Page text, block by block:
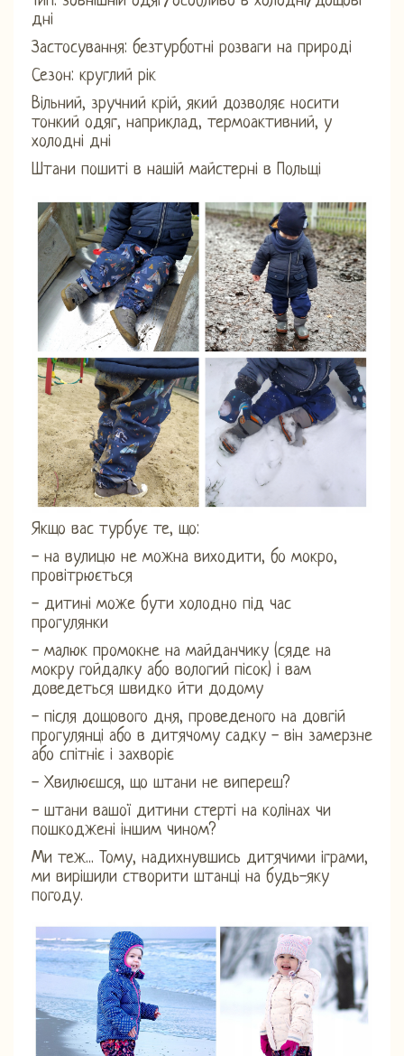
дні
Застосування: безтурботні розваги на природі
Сезон: круглий рік
Вільний, зручний крій, який дозволяє носити
тонкий одяг, наприклад, термоактивний, у
холодні дні
Штани пошиті в нашій майстерні в Польщі
Якщо вас турбує те, що:
- на вулицю не можна виходити, бо мокро,
провітрюється
- дитині може бути холодно під час
прогулянки
- малюк промокне на майданчику (сяде на
мокру гойдалку або вологий пісок) і вам
доведеться швидко йти додому
- після дощового дня, проведеного на довгій
прогулянці або в дитячому садку - він замерзне
або спітніє і захворіє
- Хвилюєшся, що штани не випереш?
- штани вашої дитини стерті на колінах чи
пошкоджені іншим чином?
Ми теж... Тому, надихнувшись дитячими іграми,
ми вирішили створити штанці на будь-яку
погоду.